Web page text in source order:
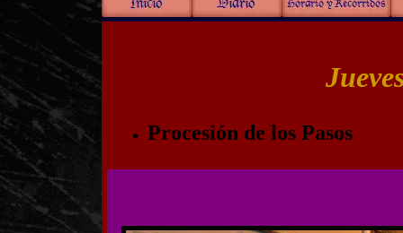
Procesión de los Pasos